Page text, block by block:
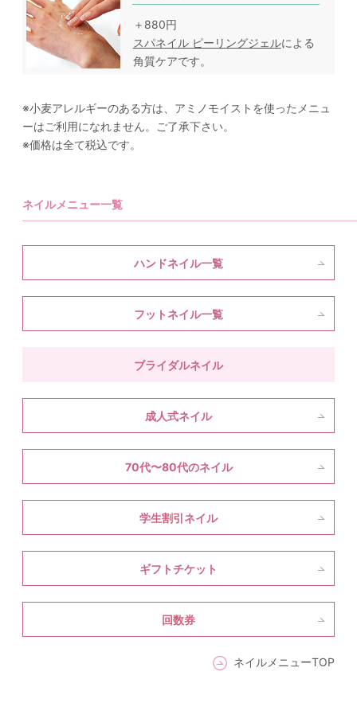
＋880円
スパネイル ピーリングジェルによる
角質ケアです。
※小麦アレルギーのある方は、アミノモイストを使ったメニュ
ーはご利用になれません。ご了承下さい。
※価格は全て税込です。
ネイルメニュー一覧
ハンドネイル一覧
フットネイル一覧
ブライダルネイル
成人式ネイル
70代〜80代のネイル
学生割引ネイル
ギフトチケット
回数券
ネイルメニューTOP